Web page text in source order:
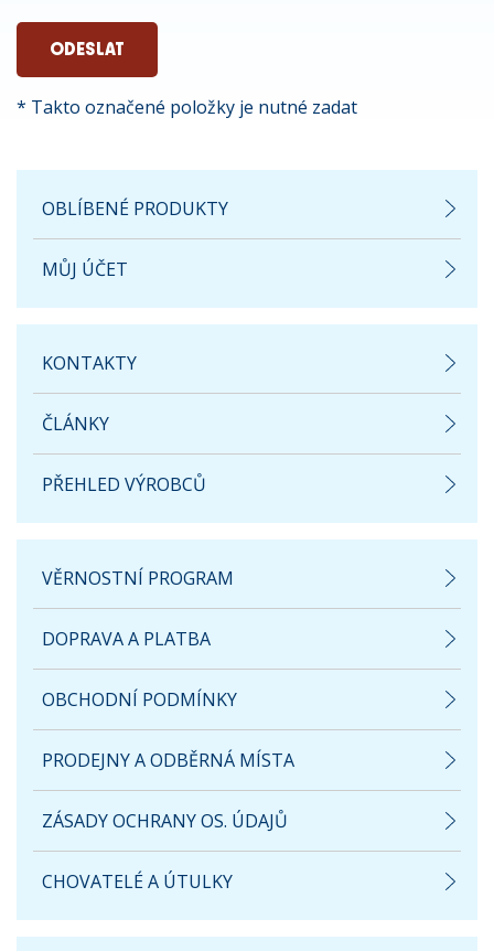
* Takto označené položky je nutné zadat
OBLÍBENÉ PRODUKTY
MŮJ ÚČET
KONTAKTY
ČLÁNKY
PŘEHLED VÝROBCŮ
VĚRNOSTNÍ PROGRAM
DOPRAVA A PLATBA
OBCHODNÍ PODMÍNKY
PRODEJNY A ODBĚRNÁ MÍSTA
ZÁSADY OCHRANY OS. ÚDAJŮ
CHOVATELÉ A ÚTULKY